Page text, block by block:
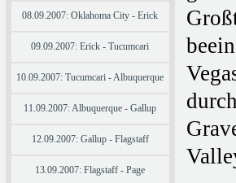
08.09.2007: Oklahoma City - Erick
09.09.2007: Erick - Tucumcari
10.09.2007: Tucumcari - Albuquerque
11.09.2007: Albuquerque - Gallup
12.09.2007: Gallup - Flagstaff
13.09.2007: Flagstaff - Page